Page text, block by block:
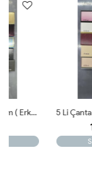
SEPETE EKLE